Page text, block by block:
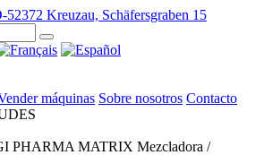
52372 Kreuzau, Schäfersgraben 15
máquinas Sobre nosotros Contacto
PHARMA MATRIX Mezcladora /